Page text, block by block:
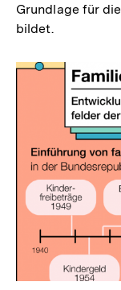
Grundlage für
bildet.